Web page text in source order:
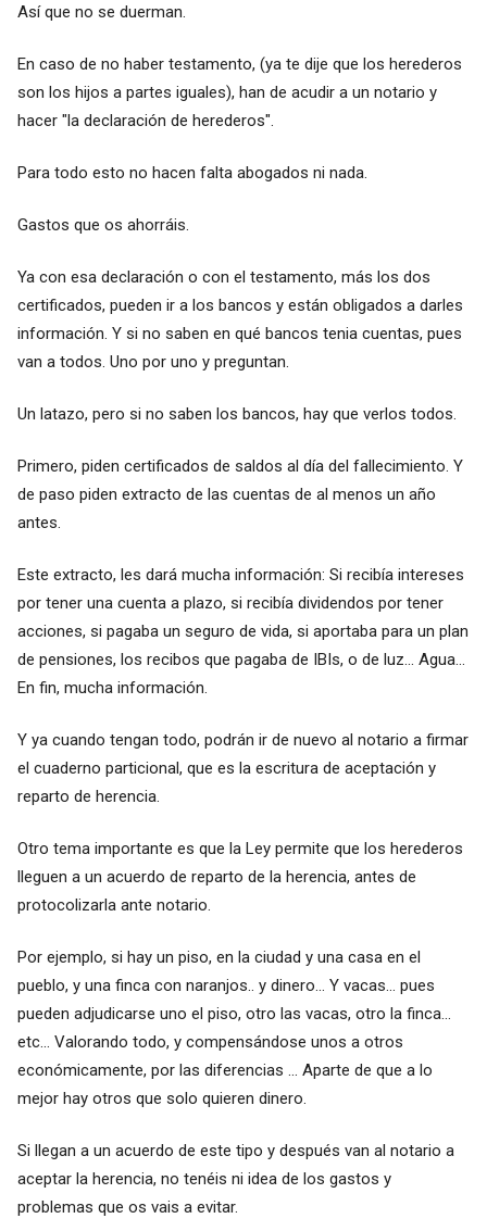
Así que no se duerman.
En caso de no haber testamento, (ya te dije que los herederos
son los hijos a partes iguales), han de acudir a un notario y
hacer "la declaración de herederos".
Para todo esto no hacen falta abogados ni nada.
Gastos que os ahorráis.
Ya con esa declaración o con el testamento, más los dos
certificados, pueden ir a los bancos y están obligados a darles
información. Y si no saben en qué bancos tenia cuentas, pues
van a todos. Uno por uno y preguntan.
Un latazo, pero si no saben los bancos, hay que verlos todos.
Primero, piden certificados de saldos al día del fallecimiento. Y
de paso piden extracto de las cuentas de al menos un año
antes.
Este extracto, les dará mucha información: Si recibía intereses
por tener una cuenta a plazo, si recibía dividendos por tener
acciones, si pagaba un seguro de vida, si aportaba para un plan
de pensiones, los recibos que pagaba de IBIs, o de luz... Agua...
En fin, mucha información.
Y ya cuando tengan todo, podrán ir de nuevo al notario a firmar
el cuaderno particional, que es la escritura de aceptación y
reparto de herencia.
Otro tema importante es que la Ley permite que los herederos
lleguen a un acuerdo de reparto de la herencia, antes de
protocolizarla ante notario.
Por ejemplo, si hay un piso, en la ciudad y una casa en el
pueblo, y una finca con naranjos.. y dinero... Y vacas... pues
pueden adjudicarse uno el piso, otro las vacas, otro la finca...
etc... Valorando todo, y compensándose unos a otros
económicamente, por las diferencias ... Aparte de que a lo
mejor hay otros que solo quieren dinero.
Si llegan a un acuerdo de este tipo y después van al notario a
aceptar la herencia, no tenéis ni idea de los gastos y
problemas que os vais a evitar.